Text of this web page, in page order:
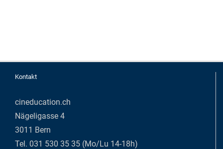
Kontakt
cineducation.ch
Nägeligasse 4
3011 Bern
Tel. 031 530 35 35 (Mo/Lu 14-18h)